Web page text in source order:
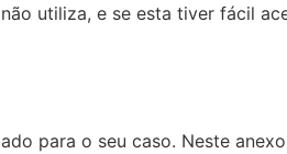
utiliza, e se esta tiver fácil
para o seu caso. Neste